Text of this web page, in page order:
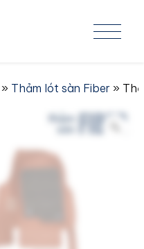
» Thảm lót sàn Fiber »